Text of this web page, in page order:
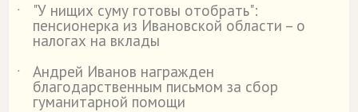
˙
"У нищих суму готовы отобрать":
пенсионерка из Ивановской области – о
налогах на вклады
˙
Андрей Иванов награжден
благодарственным письмом за сбор
гуманитарной помощи